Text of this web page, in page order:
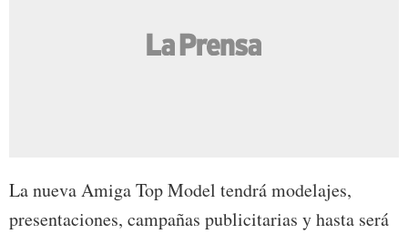
La nueva Amiga Top Model tendrá modelajes,
presentaciones, campañas publicitarias y hasta será